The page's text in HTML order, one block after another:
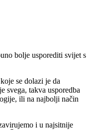
bolje usporediti svijet s
se dolazi je da
svega, takva usporedba
ili na najbolji način
i u najsitnije